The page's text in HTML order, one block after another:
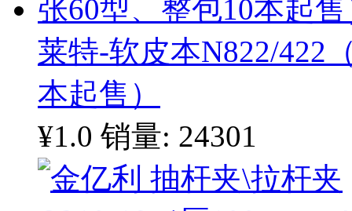
莱特-软皮本N822/422
本起售）
¥1.0 销量: 24301